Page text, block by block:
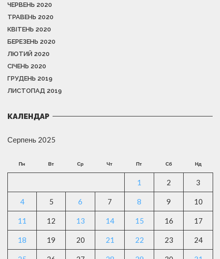
ЧЕРВЕНЬ 2020
ТРАВЕНЬ 2020
КВІТЕНЬ 2020
БЕРЕЗЕНЬ 2020
ЛЮТИЙ 2020
СІЧЕНЬ 2020
ГРУДЕНЬ 2019
ЛИСТОПАД 2019
КАЛЕНДАР
Серпень 2025
Пн Вт Ср Чт Пт Сб Нд
1 2 3
4 5 6 7 8 9 10
11 12 13 14 15 16 17
18 19 20 21 22 23 24